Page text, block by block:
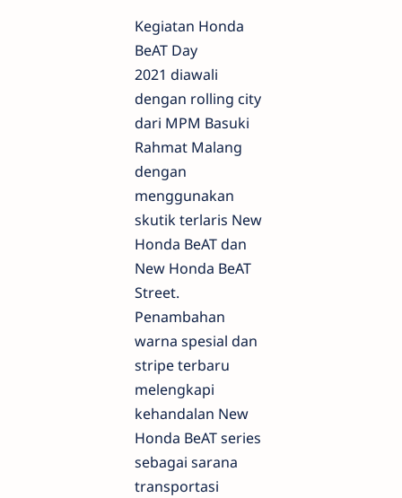
Kegiatan Honda
BeAT Day
2021 diawali
dengan rolling city
dari MPM Basuki
Rahmat Malang
dengan
menggunakan
skutik terlaris New
Honda BeAT dan
New Honda BeAT
Street.
Penambahan
warna spesial dan
stripe terbaru
melengkapi
kehandalan New
Honda BeAT series
sebagai sarana
transportasi